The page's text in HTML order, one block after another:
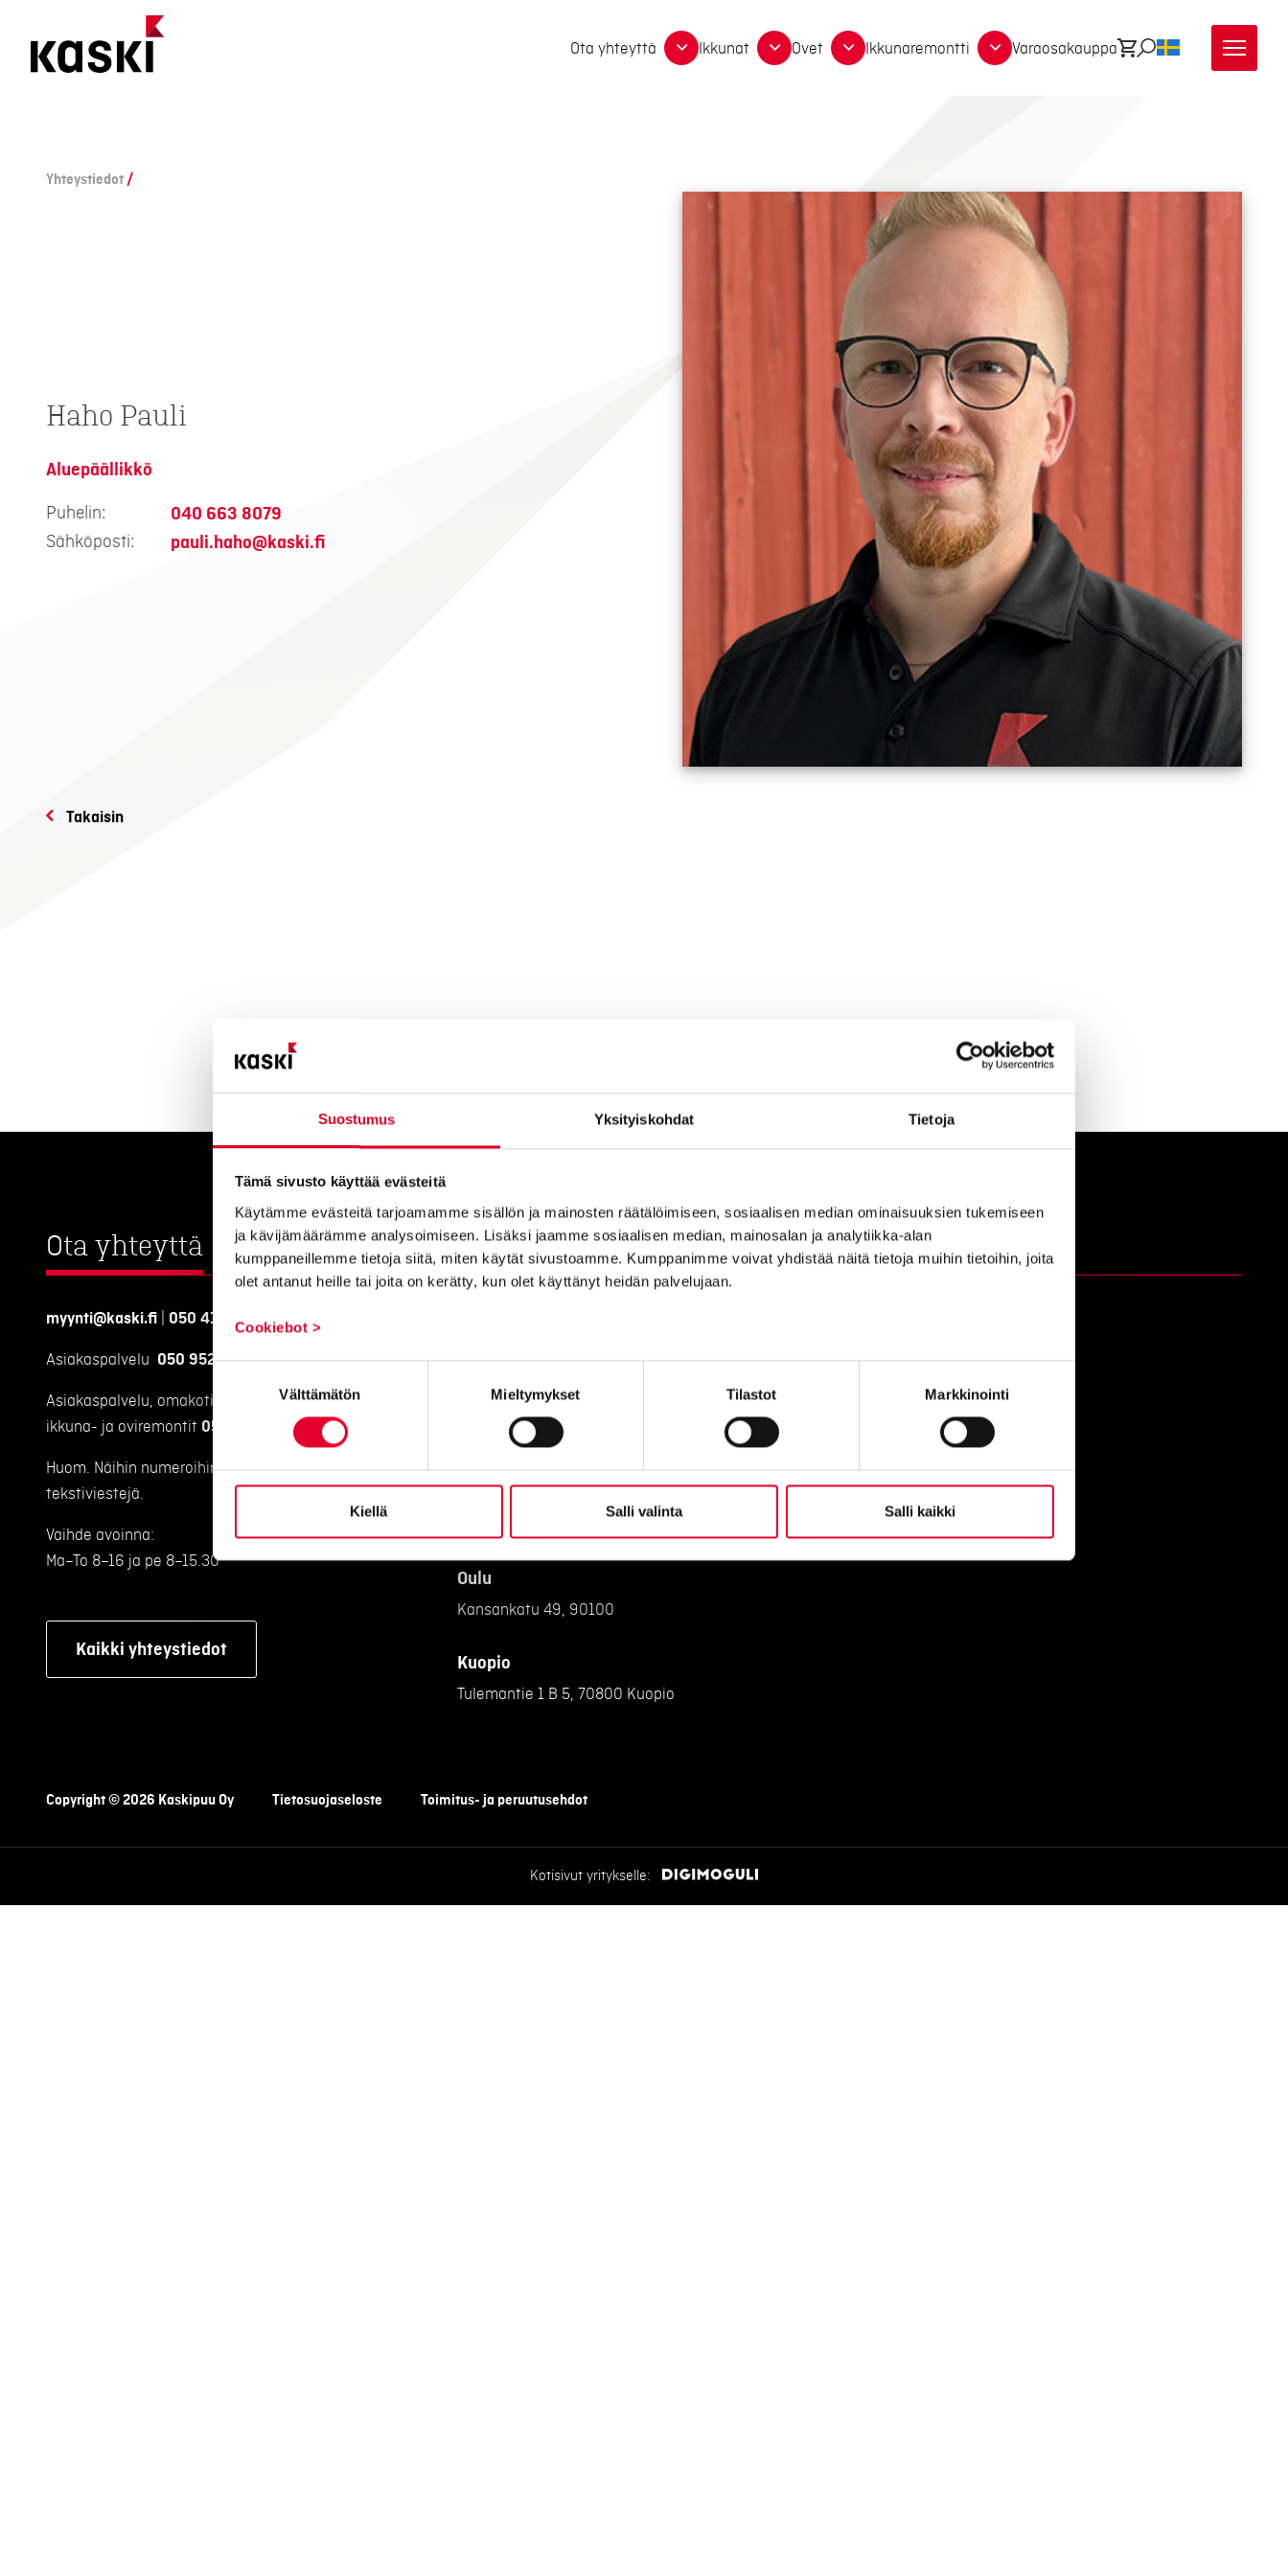
Suostumus Yksityiskohdat Tietoja
Tämä sivusto käyttää evästeitä
Käytämme evästeitä tarjoamamme sisällön ja mainosten räätälöimiseen, sosiaalisen median ominaisuuksien tukemiseen
ja kävijämäärämme analysoimiseen. Lisäksi jaamme sosiaalisen median, mainosalan ja analytiikka-alan
kumppaneillemme tietoja siitä, miten käytät sivustoamme. Kumppanimme voivat yhdistää näitä tietoja muihin tietoihin, joita
olet antanut heille tai joita on kerätty, kun olet käyttänyt heidän palvelujaan.
Cookiebot >
valinta
Välttämätön Mieltymykset Tilastot Markkinointi
Kiellä Salli valinta Salli kaikki
sisältöön
Ota yhteyttä Ikkunat Ovet Ikkunaremontti Varaosakauppa
Ostoskori
EtsiSV
Yhteystiedot /
Haho Pauli
Aluepäällikkö
Puhelin: 040 663 8079
Sähköposti: pauli.haho@kaski.fi
Takaisin
Ota yhteyttä
myynti@kaski.fi 050 4150 450
Asiakaspalvelu 050 9520 111
Asiakaspalvelu, omakotitalojen
ikkuna- ja oviremontit 050 9520 112
Huom. Näihin numeroihin emme voi vastaanottaa
tekstiviestejä.
Vaihde avoinna:
Ma–To 8–16 ja pe 8–15.30
Kaikki yhteystiedot
Toimistot
Petikontie 1 B 2:krs, 01720
Haikanvuori 6 C 46, 33920 Pirkkala
Raisio
Oulu
Kansankatu 49, 90100
Kuopio
Tulemantie 1 B 5, 70800 Kuopio
Tehtaat
Ovitie 1
91300 Ylikiiminki
Kaskipuu Viitasaari
Puutie 4
44500 Viitasaari
Copyright © 2026 Kaskipuu Oy Tietosuojaseloste Toimitus- ja peruutusehdot
Kotisivut yritykselle: